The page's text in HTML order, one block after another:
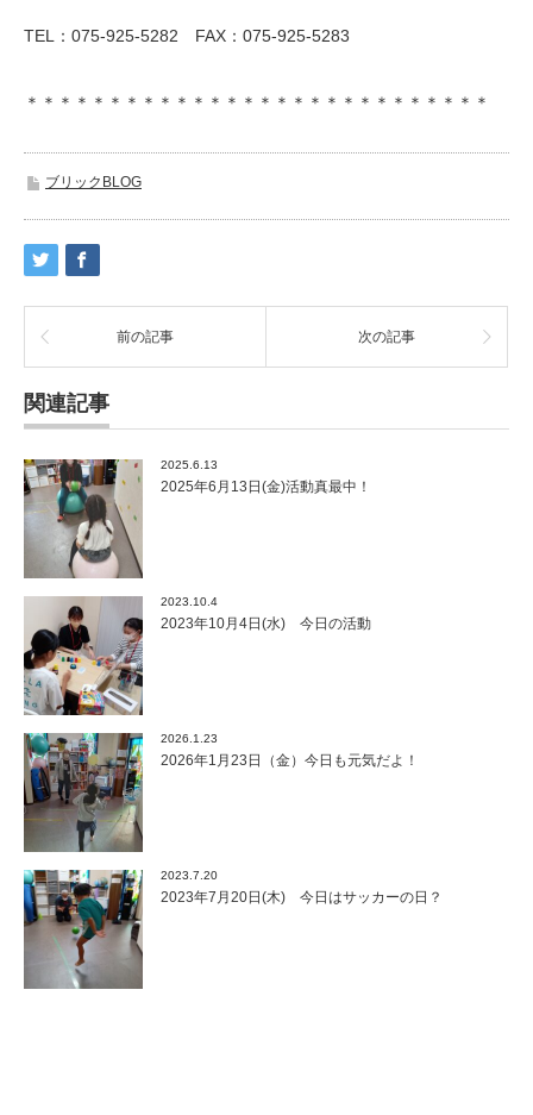
TEL：075-925-5282 FAX：075-925-5283
＊＊＊＊＊＊＊＊＊＊＊＊＊＊＊＊＊＊＊＊＊＊＊＊＊＊＊＊
ブリックBLOG
前の記事 次の記事
関連記事
2025.6.13
2025年6月13日(金)活動真最中！
2023.10.4
2023年10月4日(水) 今日の活動
2026.1.23
2026年1月23日（金）今日も元気だよ！
2023.7.20
2023年7月20日(木) 今日はサッカーの日？